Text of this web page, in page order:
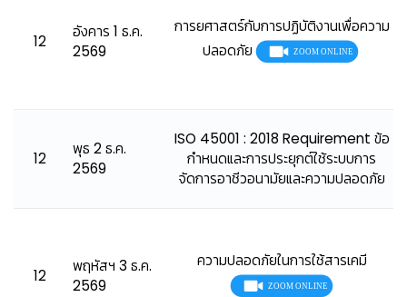
12
อังคาร 1 ธ.ค.
2569
การยศาสตร์กับการปฏิบัติงานเพื่อความ
ปลอดภัย
12
พุธ 2 ธ.ค.
2569
ISO 45001 : 2018 Requirement ข้อ
กำหนดและการประยุกต์ใช้ระบบการ
จัดการอาชีวอนามัยและความปลอดภัย
12
พฤหัสฯ 3 ธ.ค.
2569
ความปลอดภัยในการใช้สารเคมี